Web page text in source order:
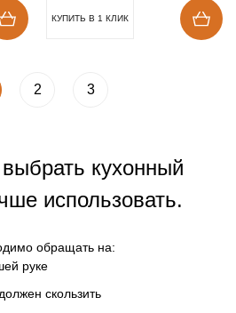
КУПИТЬ В 1 КЛИК
2 3
кухонный
использовать.
обращать на:
руке
скользить